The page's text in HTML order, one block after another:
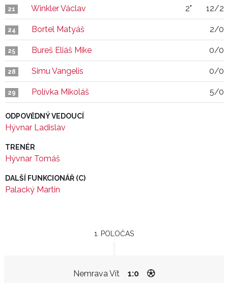
21 Winkler Václav 2" 12/2
24 Bortel Matyáš 2/0
25 Bureš Eliáš Mike 0/0
28 Simu Vangelis 0/0
29 Polívka Mikoláš 5/0
ODPOVĚDNÝ VEDOUCÍ
Hývnar Ladislav
TRENÉR
Hývnar Tomáš
DALŠÍ FUNKCIONÁŘ (C)
Palacký Martin
1. POLOČAS
Nemrava Vít 1:0